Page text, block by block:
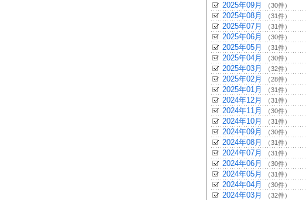
2025年09月 （30件）
2025年08月 （31件）
2025年07月 （31件）
2025年06月 （30件）
2025年05月 （31件）
2025年04月 （30件）
2025年03月 （32件）
2025年02月 （28件）
2025年01月 （31件）
2024年12月 （31件）
2024年11月 （30件）
2024年10月 （31件）
2024年09月 （30件）
2024年08月 （31件）
2024年07月 （31件）
2024年06月 （30件）
2024年05月 （31件）
2024年04月 （30件）
2024年03月 （32件）